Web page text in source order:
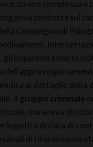
da una complessa
condotta sul
Compagnia di
gli inquirenti sono
al dettaglio della
Il gruppo criminale
locale, ma aveva
logistica dotata di
canali di rifornimento